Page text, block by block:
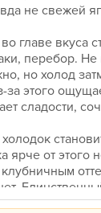
не свежей
главе вкуса
перебор. Не
но холод
за этого
сладости,
от этого
>30°